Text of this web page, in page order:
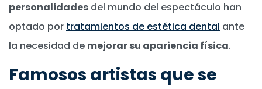
personalidades del mundo del espectáculo han
optado por tratamientos de estética dental ante
la necesidad de mejorar su apariencia física.
Famosos artistas que se